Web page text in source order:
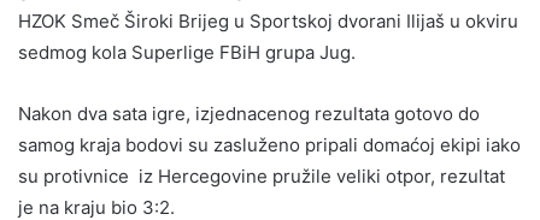
HZOK Smeč Široki Brijeg u Sportskoj dvorani Ilijaš u okviru
sedmog kola Superlige FBiH grupa Jug.
Nakon dva sata igre, izjednacenog rezultata gotovo do
samog kraja bodovi su zasluženo pripali domaćoj ekipi iako
su protivnice iz Hercegovine pružile veliki otpor, rezultat
je na kraju bio 3:2.